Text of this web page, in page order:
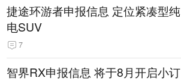
捷途环游者申报信息 定位紧凑型纯
电SUV
7
智界RX申报信息 将于8月开启小订